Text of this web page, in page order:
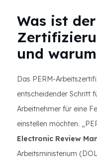
Was ist der
und
Das PERM-
entscheidender Schritt
Arbeitnehmer für eine
einstellen möchten.
Electronic Review
Arbeitsministerium